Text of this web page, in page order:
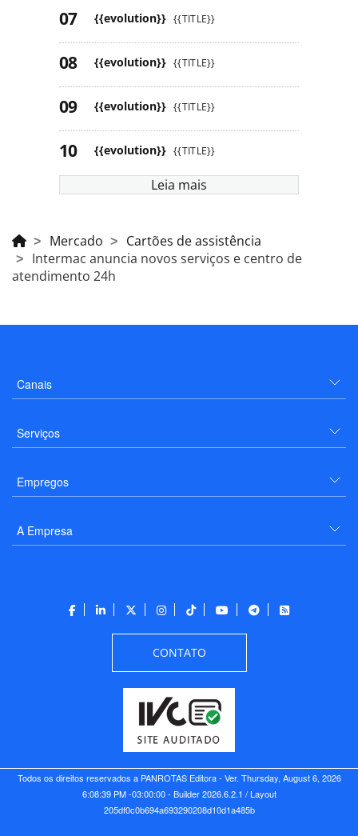
{{evolution}} {{TITLE}}
{{evolution}} {{TITLE}}
{{evolution}} {{TITLE}}
{{evolution}} {{TITLE}}
Leia mais
Mercado
Cartões de assistência
Intermac anuncia novos serviços e centro de
atendimento 24h
Canais
Serviços
Empregos
A Empresa
CONTATO
Todos os direitos reservados a PANROTAS Editora - Ver. Thursday, August 6, 2026
6:08:39 PM -03:00:00 - Builder 2026.6.2.1 / Layout
205df0c0b694a693290208d10d1a485b